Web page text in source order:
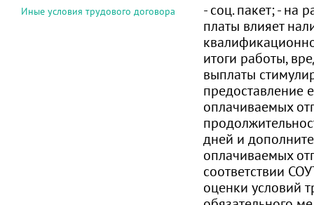
Иные условия трудового договора
- соц. пакет; - на
платы влияет
итоги работы,
выплаты
предоставление
оплачиваемых
дней и
оплачиваемых
соответствии
оценки условий